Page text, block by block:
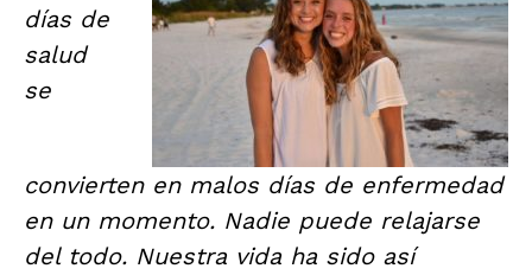
días de
salud
se
convierten en malos días de enfermedad
en un momento. Nadie puede relajarse
del todo. Nuestra vida ha sido así